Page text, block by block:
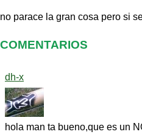
no parace la gran cosa pero si
COMENTARIOS
dh-x
hola man ta bueno,que es un